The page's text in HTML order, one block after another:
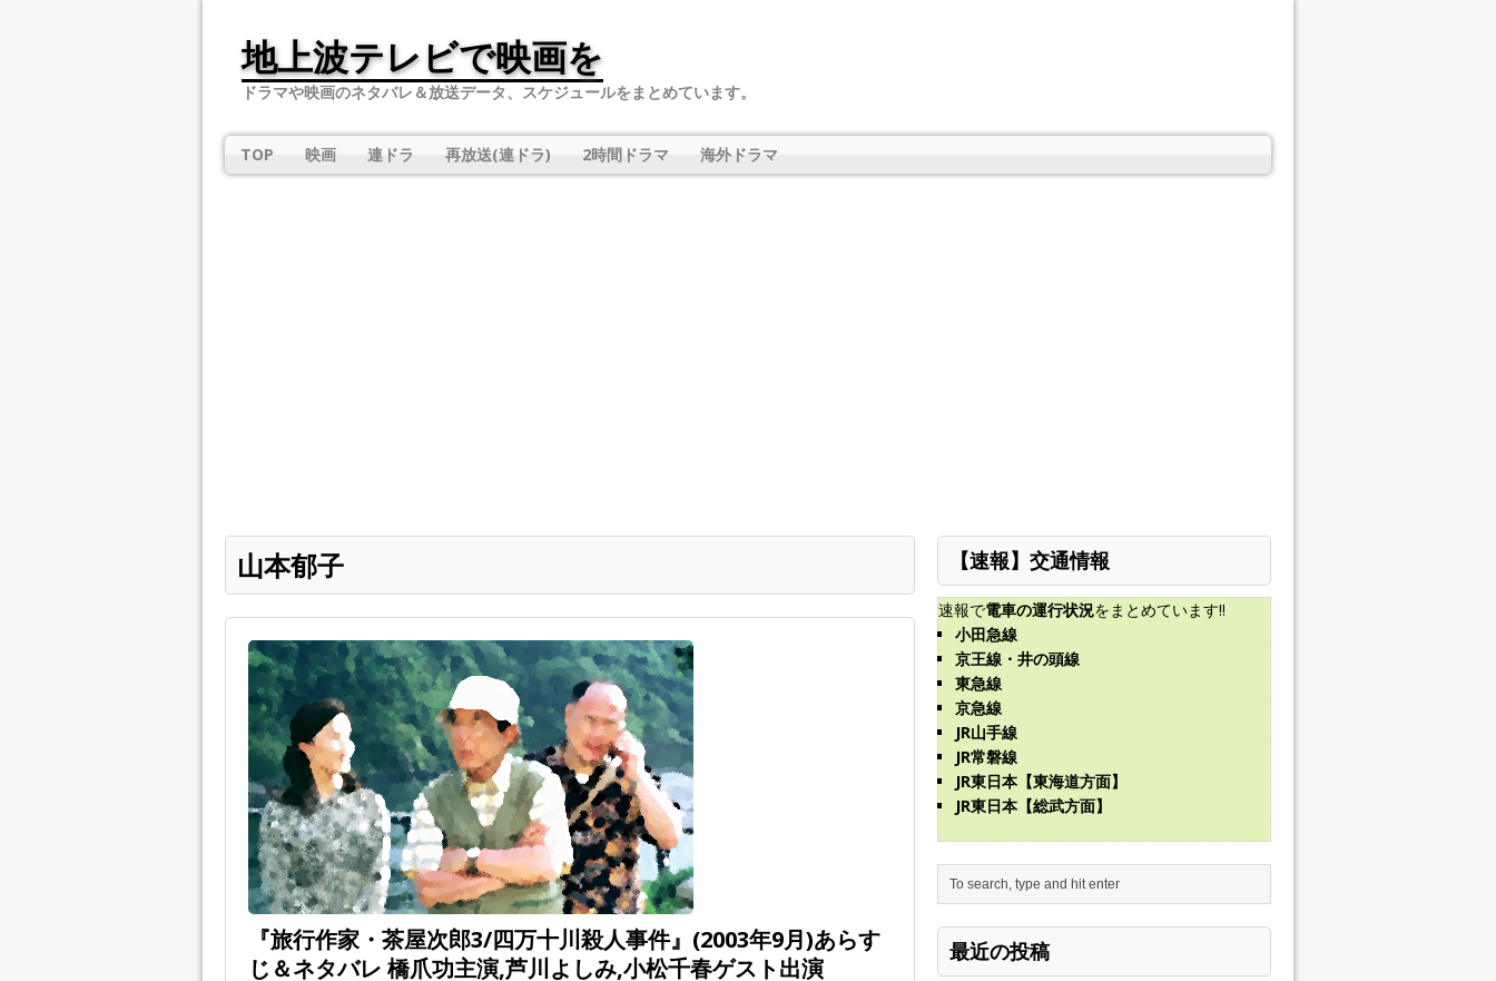
地上波テレビで映画を
ドラマや映画のネタバレ＆放送データ、スケジュールをまとめています。
TOP 映画 連ドラ 再放送(連ドラ) 2時間ドラマ 海外ドラマ
山本郁子
『旅行作家・茶屋次郎3/四万十川殺人事件』(2003年9月)あらす
じ＆ネタバレ 橋爪功主演,芦川よしみ,小松千春ゲスト出演
【速報】交通情報
速報で電車の運行状況をまとめています!!
小田急線
京王線・井の頭線
東急線
京急線
JR山手線
JR常磐線
JR東日本【東海道方面】
JR東日本【総武方面】
最近の投稿